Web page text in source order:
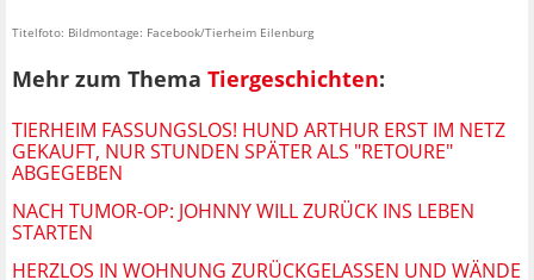
Titelfoto: Bildmontage: Facebook/Tierheim Eilenburg
Mehr zum Thema Tiergeschichten:
TIERHEIM FASSUNGSLOS! HUND ARTHUR ERST IM NETZ
GEKAUFT, NUR STUNDEN SPÄTER ALS "RETOURE"
ABGEGEBEN
NACH TUMOR-OP: JOHNNY WILL ZURÜCK INS LEBEN
STARTEN
HERZLOS IN WOHNUNG ZURÜCKGELASSEN UND WÄNDE